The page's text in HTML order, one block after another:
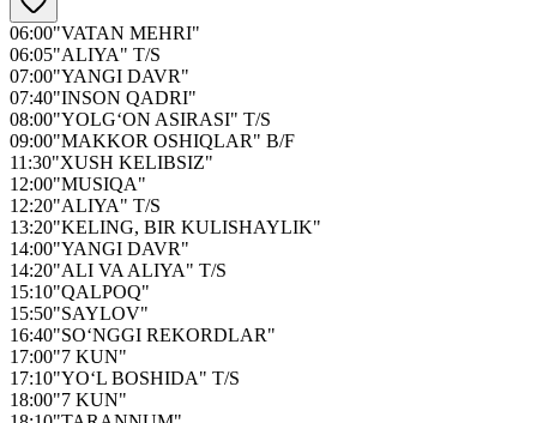
06:00"VATAN MEHRI"
06:05"ALIYA" T/S
07:00"YANGI DAVR"
07:40"INSON QADRI"
08:00"YOLG‘ON ASIRASI" T/S
09:00"MAKKOR OSHIQLAR" B/F
11:30"XUSH KELIBSIZ"
12:00"MUSIQA"
12:20"ALIYA" T/S
13:20"KELING, BIR KULISHAYLIK"
14:00"YANGI DAVR"
14:20"ALI VA ALIYA" T/S
15:10"QALPOQ"
15:50"SAYLOV"
16:40"SO‘NGGI REKORDLAR"
17:00"7 KUN"
17:10"YO‘L BOSHIDA" T/S
18:00"7 KUN"